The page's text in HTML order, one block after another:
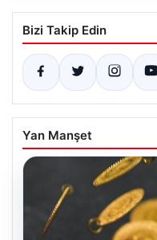
Bizi Takip Edin
Yan Manşet